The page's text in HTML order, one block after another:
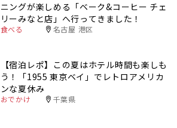
ニングが楽しめる「ベーク&コーヒー チェ
リーみなと店」へ行ってきました！
食べる 名古屋 港区
【宿泊レポ】この夏はホテル時間も楽しも
う！「1955 東京ベイ」でレトロアメリカ
ンな夏休み
おでかけ 千葉県